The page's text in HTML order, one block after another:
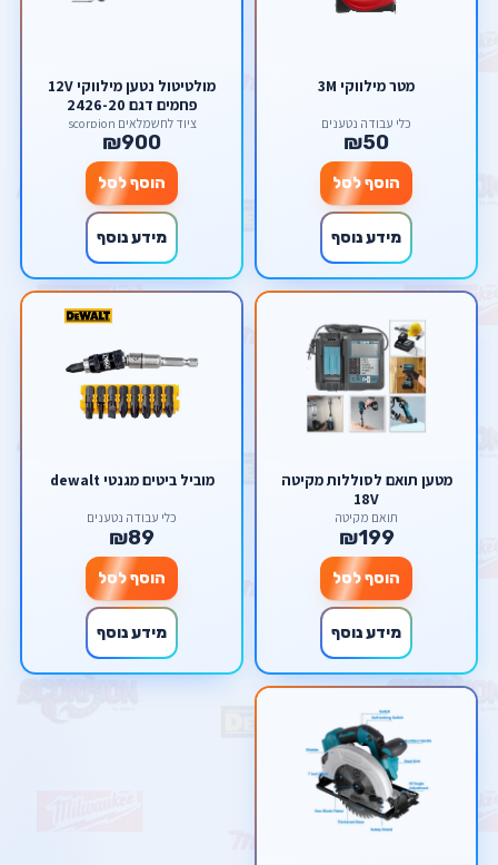
מטר מילווקי 3M
כלי עבודה נטענים
₪50
הוסף לסל
מידע נוסף
מולטיטול נטען מילווקי 12V
פחמים דגם 2426-20
milwaukee M12
ציוד לחשמלאים scorpion
₪900
הוסף לסל
מידע נוסף
מטען תואם לסוללות מקיטה
18V
תואם מקיטה
₪199
הוסף לסל
מידע נוסף
מוביל ביטים מגנטי dewalt
כלי עבודה נטענים
₪89
הוסף לסל
מידע נוסף